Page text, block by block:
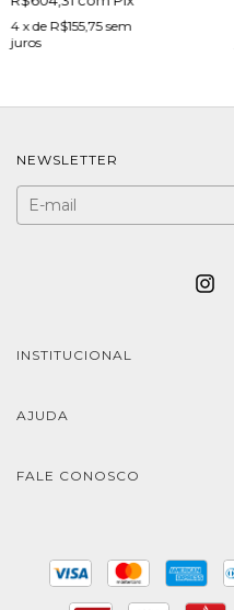
4 x de R$155,75 sem
juros
NEWSLETTER
INSTITUCIONAL
AJUDA
FALE CONOSCO